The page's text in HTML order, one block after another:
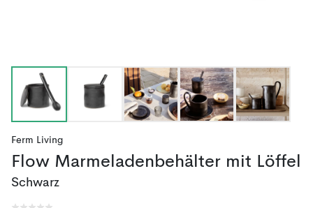
Ferm Living
Flow Marmeladenbehälter mit Löffel
Schwarz